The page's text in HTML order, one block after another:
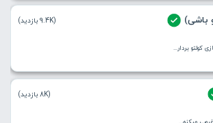
باشی)
کولتو بردار...
(9.4K بازدید)
(8K بازدید)